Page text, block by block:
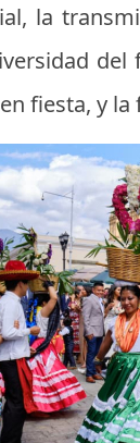
la
del
fiesta, y